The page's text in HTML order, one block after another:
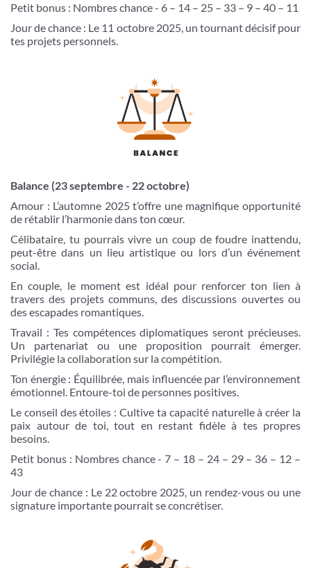
Petit bonus : Nombres chance - 6 – 14 – 25 – 33 – 9 – 40 – 11
Jour de chance : Le 11 octobre 2025, un tournant décisif pour
tes projets personnels.
Balance (23 septembre - 22 octobre)
Amour : L’automne 2025 t’offre une magnifique opportunité
de rétablir l’harmonie dans ton cœur.
Célibataire, tu pourrais vivre un coup de foudre inattendu,
peut-être dans un lieu artistique ou lors d’un événement
social.
En couple, le moment est idéal pour renforcer ton lien à
travers des projets communs, des discussions ouvertes ou
des escapades romantiques.
Travail : Tes compétences diplomatiques seront précieuses.
Un partenariat ou une proposition pourrait émerger.
Privilégie la collaboration sur la compétition.
Ton énergie : Équilibrée, mais influencée par l’environnement
émotionnel. Entoure-toi de personnes positives.
Le conseil des étoiles : Cultive ta capacité naturelle à créer la
paix autour de toi, tout en restant fidèle à tes propres
besoins.
Petit bonus : Nombres chance - 7 – 18 – 24 – 29 – 36 – 12 –
43
Jour de chance : Le 22 octobre 2025, un rendez-vous ou une
signature importante pourrait se concrétiser.